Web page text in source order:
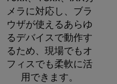
メラに対応し、ブラ
ウザが使えるあらゆ
るデバイスで動作す
るため、現場でもオ
フィスでも柔軟に活
用できます。